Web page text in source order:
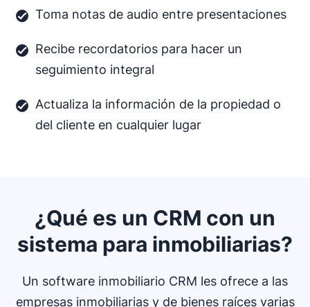
Toma notas de audio entre presentaciones
Recibe recordatorios para hacer un
seguimiento integral
Actualiza la información de la propiedad o
del cliente en cualquier lugar
¿Qué es un CRM con un
sistema para inmobiliarias?
Un software inmobiliario CRM les ofrece a las
empresas inmobiliarias y de bienes raíces varias